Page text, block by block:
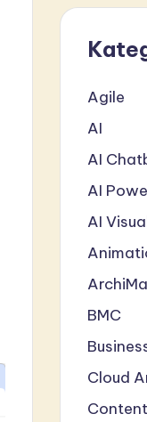
Agile
AI
AI
AI
AI
BMC
Cloud